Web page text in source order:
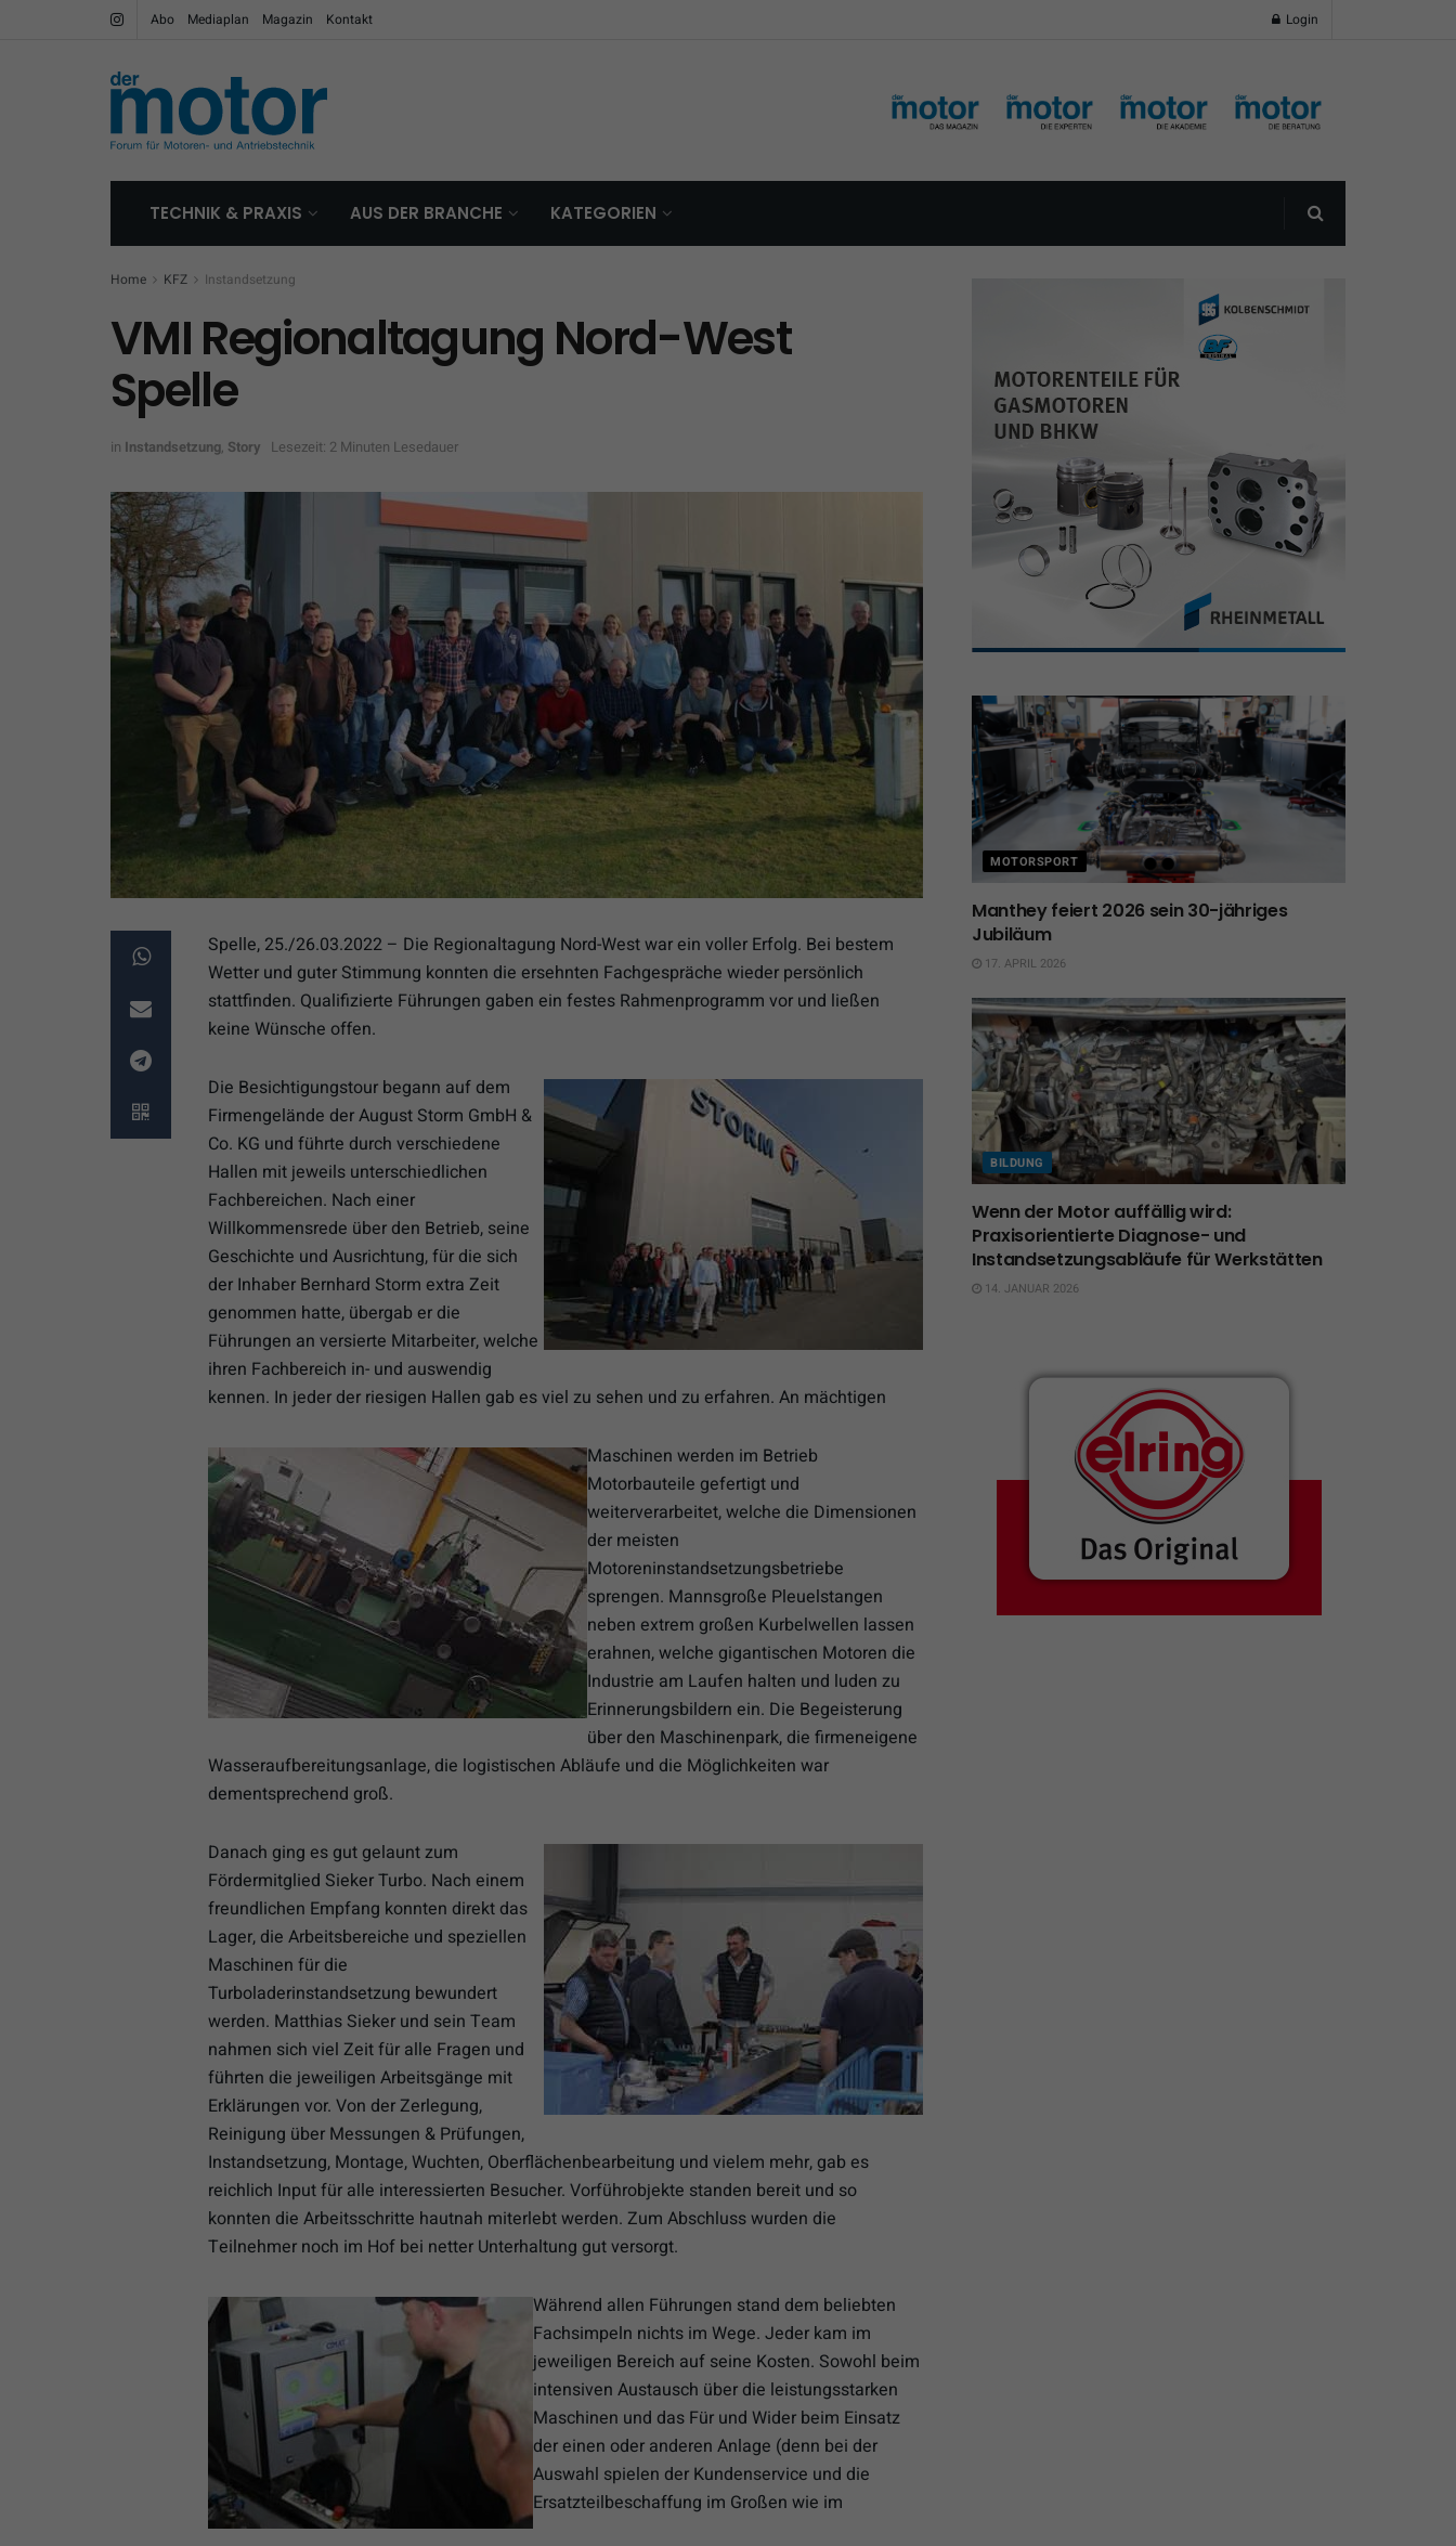
Abo Mediaplan Magazin Kontakt Login
TECHNIK & PRAXIS AUS DER BRANCHE KATEGORIEN
Home KFZ Instandsetzung
VMI Regionaltagung Nord-West
Spelle
in Instandsetzung, Story Lesezeit: 2 Minuten Lesedauer
Spelle, 25./26.03.2022 – Die Regionaltagung Nord-West war ein voller Erfolg. Bei bestem
Wetter und guter Stimmung konnten die ersehnten Fachgespräche wieder persönlich
stattfinden. Qualifizierte Führungen gaben ein festes Rahmenprogramm vor und ließen
keine Wünsche offen.
Die Besichtigungstour begann auf dem
Firmengelände der August Storm GmbH &
Co. KG und führte durch verschiedene
Hallen mit jeweils unterschiedlichen
Fachbereichen. Nach einer
Willkommensrede über den Betrieb, seine
Geschichte und Ausrichtung, für die sich
der Inhaber Bernhard Storm extra Zeit
genommen hatte, übergab er die
Führungen an versierte Mitarbeiter, welche
ihren Fachbereich in- und auswendig
kennen. In jeder der riesigen Hallen gab es viel zu sehen und zu erfahren. An mächtigen
Maschinen werden im Betrieb
Motorbauteile gefertigt und
weiterverarbeitet, welche die Dimensionen
der meisten
Motoreninstandsetzungsbetriebe
sprengen. Mannsgroße Pleuelstangen
neben extrem großen Kurbelwellen lassen
erahnen, welche gigantischen Motoren die
Industrie am Laufen halten und luden zu
Erinnerungsbildern ein. Die Begeisterung
über den Maschinenpark, die firmeneigene
Wasseraufbereitungsanlage, die logistischen Abläufe und die Möglichkeiten war
dementsprechend groß.
Danach ging es gut gelaunt zum
Fördermitglied Sieker Turbo. Nach einem
freundlichen Empfang konnten direkt das
Lager, die Arbeitsbereiche und speziellen
Maschinen für die
Turboladerinstandsetzung bewundert
werden. Matthias Sieker und sein Team
nahmen sich viel Zeit für alle Fragen und
führten die jeweiligen Arbeitsgänge mit
Erklärungen vor. Von der Zerlegung,
Reinigung über Messungen & Prüfungen,
Instandsetzung, Montage, Wuchten, Oberflächenbearbeitung und vielem mehr, gab es
reichlich Input für alle interessierten Besucher. Vorführobjekte standen bereit und so
konnten die Arbeitsschritte hautnah miterlebt werden. Zum Abschluss wurden die
Teilnehmer noch im Hof bei netter Unterhaltung gut versorgt.
Während allen Führungen stand dem beliebten
Fachsimpeln nichts im Wege. Jeder kam im
jeweiligen Bereich auf seine Kosten. Sowohl beim
intensiven Austausch über die leistungsstarken
Maschinen und das Für und Wider beim Einsatz
der einen oder anderen Anlage (denn bei der
Auswahl spielen der Kundenservice und die
Ersatzteilbeschaffung im Großen wie im
MOTORSPORT
Manthey feiert 2026 sein 30-jähriges
Jubiläum
17. APRIL 2026
BILDUNG
Wenn der Motor auffällig wird:
Praxisorientierte Diagnose- und
Instandsetzungsabläufe für Werkstätten
14. JANUAR 2026